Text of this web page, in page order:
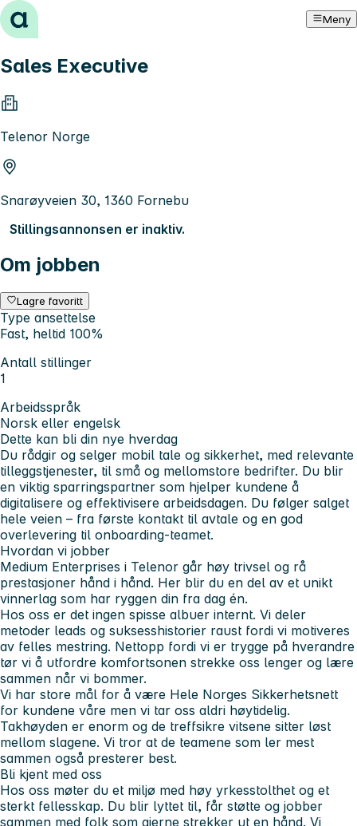
Hopp til innhold Meny
Sales Executive
Telenor Norge
Snarøyveien 30, 1360 Fornebu
Stillingsannonsen er inaktiv.
Om jobben
Lagre favoritt
Type ansettelse
Fast, heltid 100%
Antall stillinger
1
Arbeidsspråk
Norsk eller engelsk
Dette kan bli din nye hverdag
Du rådgir og selger mobil tale og sikkerhet, med relevante
tilleggstjenester, til små og mellomstore bedrifter. Du blir
en viktig sparringspartner som hjelper kundene å
digitalisere og effektivisere arbeidsdagen. Du følger salget
hele veien – fra første kontakt til avtale og en god
overlevering til onboarding-teamet.
Hvordan vi jobber
Medium Enterprises i Telenor går høy trivsel og rå
prestasjoner hånd i hånd. Her blir du en del av et unikt
vinnerlag som har ryggen din fra dag én.
Hos oss er det ingen spisse albuer internt. Vi deler
metoder leads og suksesshistorier raust fordi vi motiveres
av felles mestring. Nettopp fordi vi er trygge på hverandre
tør vi å utfordre komfortsonen strekke oss lenger og lære
sammen når vi bommer.
Vi har store mål for å være Hele Norges Sikkerhetsnett
for kundene våre men vi tar oss aldri høytidelig.
Takhøyden er enorm og de treffsikre vitsene sitter løst
mellom slagene. Vi tror at de teamene som ler mest
sammen også presterer best.
Bli kjent med oss
Hos oss møter du et miljø med høy yrkesstolthet og et
sterkt fellesskap. Du blir lyttet til, får støtte og jobber
sammen med folk som gjerne strekker ut en hånd. Vi